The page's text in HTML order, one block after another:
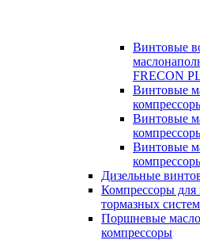
Винтовые
FRECON
Винтовые
Винтовые
Винтовые
Дизельные
Компрессоры для
тормазных систем
Поршневые
компрессоры